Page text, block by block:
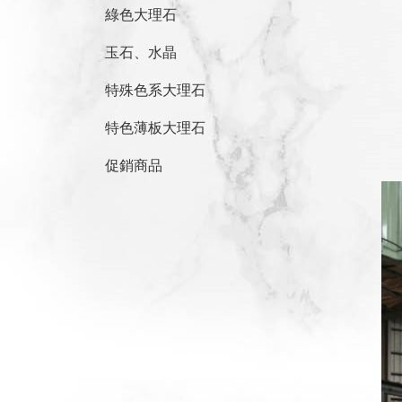
綠色大理石
玉石、水晶
特殊色系大理石
特色薄板大理石
促銷商品